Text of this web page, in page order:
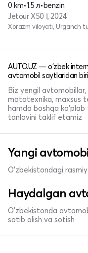
0 km•1.5 л•benzin
Jetour X50 Ι, 2024
Xorazm viloyati, Urganch
AUTO.UZ — o'zbek
avtomobil saytlaridan biri
Biz yengil
mototexnika, maxsus
hamda boshqa
tanlovini taklif etamiz
Yangi
O'zbekistondagi
Haydalgan
O'zbekistonda
sotib olish va sotish